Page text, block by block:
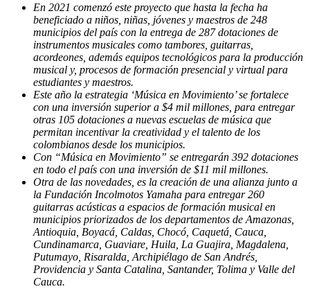
En 2021 comenzó este proyecto que hasta la fecha ha
beneficiado a niños, niñas, jóvenes y maestros de 248
municipios del país con la entrega de 287 dotaciones de
instrumentos musicales como tambores, guitarras,
acordeones, además equipos tecnológicos para la producción
musical y, procesos de formación presencial y virtual para
estudiantes y maestros.
Este año la estrategia ‘Música en Movimiento’ se fortalece
con una inversión superior a $4 mil millones, para entregar
otras 105 dotaciones a nuevas escuelas de música que
permitan incentivar la creatividad y el talento de los
colombianos desde los municipios.
Con “Música en Movimiento” se entregarán 392 dotaciones
en todo el país con una inversión de $11 mil millones.
Otra de las novedades, es la creación de una alianza junto a
la Fundación Incolmotos Yamaha para entregar 260
guitarras acústicas a espacios de formación musical en
municipios priorizados de los departamentos de Amazonas,
Antioquia, Boyacá, Caldas, Chocó, Caquetá, Cauca,
Cundinamarca, Guaviare, Huila, La Guajira, Magdalena,
Putumayo, Risaralda, Archipiélago de San Andrés,
Providencia y Santa Catalina, Santander, Tolima y Valle del
Cauca.